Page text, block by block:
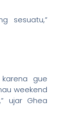
sesuatu,”
gue
weekend
ujar Ghea